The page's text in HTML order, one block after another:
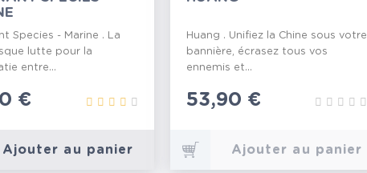
Species - Marine . La
lutte pour la
entre...
€
Ajouter au panier
Huang . Unifiez la Chine sous votre
bannière, écrasez tous vos
ennemis et...
Prix
53,90 €
Ajouter au panier